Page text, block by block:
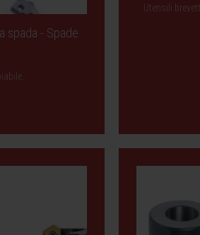
spada - Spade
Utensili